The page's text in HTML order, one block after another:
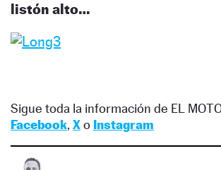
listón alto…
Sigue toda la información de EL
Facebook, Xo Instagram